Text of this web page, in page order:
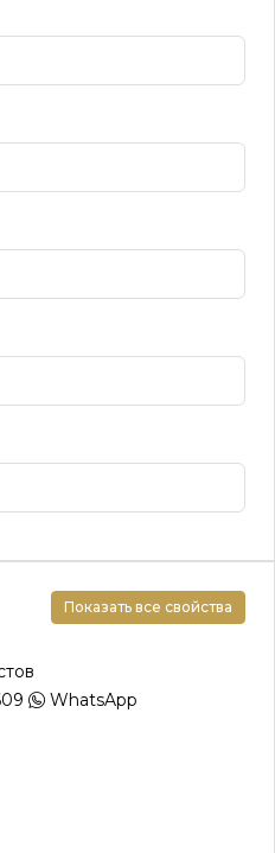
Показать все свойства
WhatsApp